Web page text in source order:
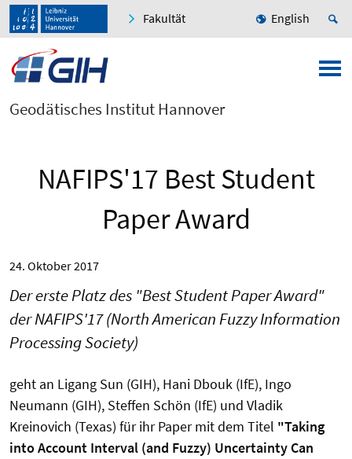
Fakultät English
Geodätisches Institut Hannover
NAFIPS'17 Best Student
Paper Award
24. Oktober 2017
Der erste Platz des "Best Student Paper Award"
der NAFIPS'17 (North American Fuzzy Information
Processing Society)
geht an Ligang Sun (GIH), Hani Dbouk (IfE), Ingo
Neumann (GIH), Steffen Schön (IfE) und Vladik
Kreinovich (Texas) für ihr Paper mit dem Titel "Taking
into Account Interval (and Fuzzy) Uncertainty Can